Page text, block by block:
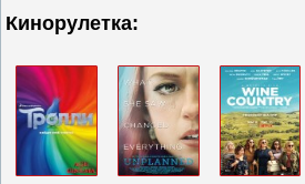
Кинорулетка: